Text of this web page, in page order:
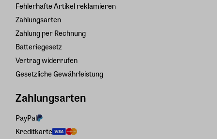
Fehlerhafte Artikel reklamieren
Zahlungsarten
Zahlung per Rechnung
Batteriegesetz
Vertrag widerrufen
Gesetzliche Gewährleistung
Zahlungsarten
PayPal
Kreditkarte